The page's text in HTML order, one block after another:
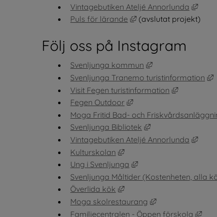
Vintagebutiken Ateljé Annorlunda
Länk
Puls för lärande
Länk till annan
(avslutat projekt)
Följ oss på Instagram
Svenljunga kommun
Länk till annan
Svenljunga Tranemo turistinformation
Visit Fegen turistinformation
Länk till
Fegen Outdoor
Länk till annan
Moga Fritid Bad- och
Svenljunga Bibliotek
Länk till annan
Vintagebutiken Ateljé Annorlunda
Länk
Kulturskolan
Länk till annan
Ung i Svenljunga
Länk till annan
Svenljunga Måltider (Kostenheten, alla
Överlida kök
Länk till annan
Moga skolrestaurang
Länk till annan
Familjecentralen - Öppen förskola